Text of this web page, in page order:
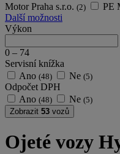
Motor Praha s.r.o. (2) PE
Další možnosti
Výkon
0 – 74
Servisní knížka
Ano (48) Ne (5)
Odpočet DPH
Ano (48) Ne (5)
Zobrazit 53 vozů
Ojeté vozy